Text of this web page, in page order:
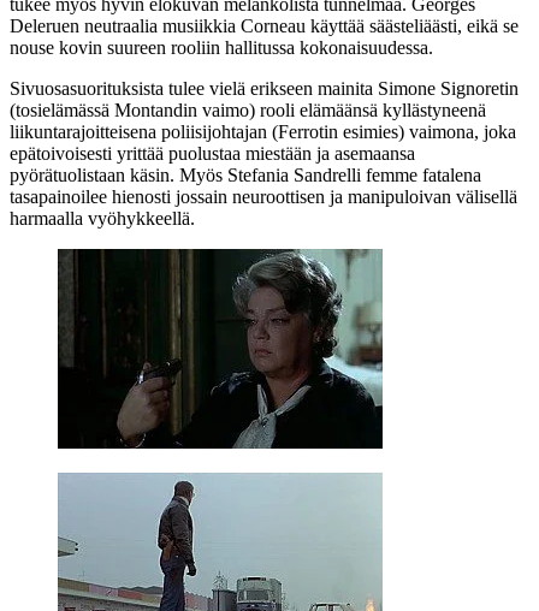
Deleruen neutraalia musiikkia Corneau käyttää säästeliäästi, eikä se
nouse kovin suureen rooliin hallitussa kokonaisuudessa.
Sivuosasuorituksista tulee vielä erikseen mainita Simone Signoretin
(tosielämässä Montandin vaimo) rooli elämäänsä kyllästyneenä
liikuntarajoitteisena poliisijohtajan (Ferrotin esimies) vaimona, joka
epätoivoisesti yrittää puolustaa miestään ja asemaansa
pyörätuolistaan käsin. Myös Stefania Sandrelli femme fatalena
tasapainoilee hienosti jossain neuroottisen ja manipuloivan välisellä
harmaalla vyöhykkeellä.